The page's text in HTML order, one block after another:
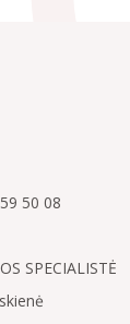
50 08
SPECIALISTĖ